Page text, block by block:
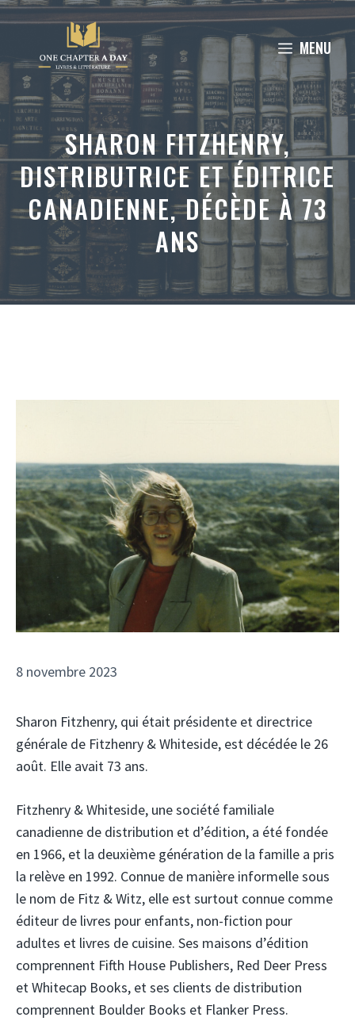
Aller
contenu
MENU
SHARON FITZHENRY,
DISTRIBUTRICE ET ÉDITRICE
CANADIENNE, DÉCÈDE À 73
ANS
8 novembre 2023
Sharon Fitzhenry, qui était présidente et directrice
générale de Fitzhenry & Whiteside, est décédée le 26
août. Elle avait 73 ans.
Fitzhenry & Whiteside, une société familiale
canadienne de distribution et d’édition, a été fondée
en 1966, et la deuxième génération de la famille a pris
la relève en 1992. Connue de manière informelle sous
le nom de Fitz & Witz, elle est surtout connue comme
éditeur de livres pour enfants, non-fiction pour
adultes et livres de cuisine. Ses maisons d’édition
comprennent Fifth House Publishers, Red Deer Press
et Whitecap Books, et ses clients de distribution
comprennent Boulder Books et Flanker Press.